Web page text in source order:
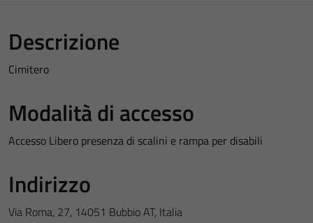
Descrizione
Cimitero
Modalità di accesso
Accesso Libero presenza di scalini e rampa per disabili
Indirizzo
Via Roma, 27, 14051 Bubbio AT, Italia